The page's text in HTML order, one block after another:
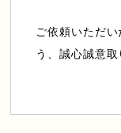
ご依頼いただ
う、誠心誠意取